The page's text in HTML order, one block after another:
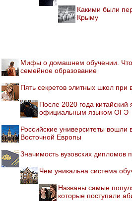
Какими были
Крыму
Мифы о домашнем обучении. Что
семейное образование
Пять секретов элитных школ при
После 2020 года китайский
официальным языком ОГЭ
Российские университеты вошли
Восточной Европы
Значимость вузовских дипломов
Чем уникальна система
Названы самые
которые поступали